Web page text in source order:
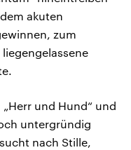
akuten
zum
liegengelassene
und Hund“ und
untergründig
nach Stille,